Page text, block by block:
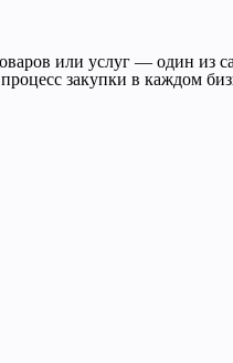
или услуг — один из
закупки в каждом